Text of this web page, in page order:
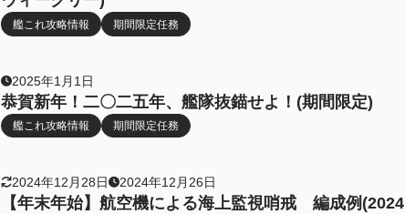
艦これ攻略情報 期間限定任務
2025年1月1日
恭賀新年！二〇二五年、艦隊抜錨せよ！(期間限定)
艦これ攻略情報 期間限定任務
2024年12月28日 2024年12月26日
【年末年始】航空機による海上監視哨戒 編成例(2024